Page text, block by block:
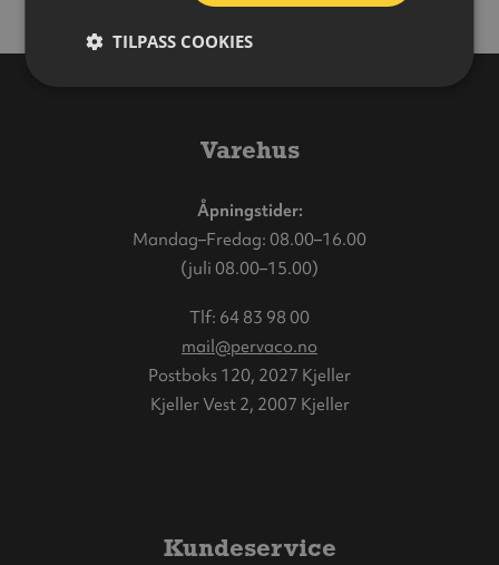
Varehus
Åpningstider:
Mandag–Fredag: 08.00–16.00
(juli 08.00–15.00)
Tlf: 64 83 98 00
mail@pervaco.no
Postboks 120, 2027 Kjeller
Kjeller Vest 2, 2007 Kjeller
Kundeservice
TILPASS COOKIES